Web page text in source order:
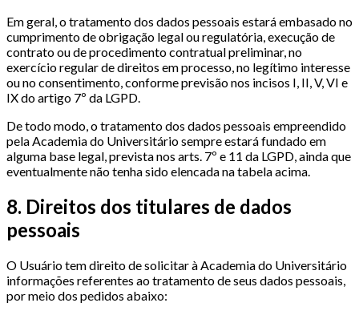
Em geral, o tratamento dos dados pessoais estará embasado no
cumprimento de obrigação legal ou regulatória, execução de
contrato ou de procedimento contratual preliminar, no
exercício regular de direitos em processo, no legítimo interesse
ou no consentimento, conforme previsão nos incisos I, II, V, VI e
IX do artigo 7º da LGPD.
De todo modo, o tratamento dos dados pessoais empreendido
pela Academia do Universitário sempre estará fundado em
alguma base legal, prevista nos arts. 7º e 11 da LGPD, ainda que
eventualmente não tenha sido elencada na tabela acima.
8. Direitos dos titulares de dados
pessoais
O Usuário tem direito de solicitar à Academia do Universitário
informações referentes ao tratamento de seus dados pessoais,
por meio dos pedidos abaixo: